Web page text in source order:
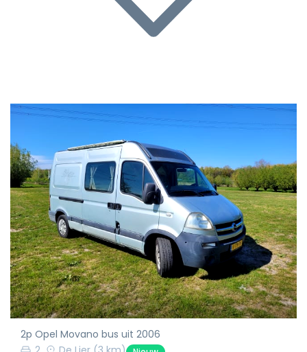
2p Opel Movano bus uit 2006